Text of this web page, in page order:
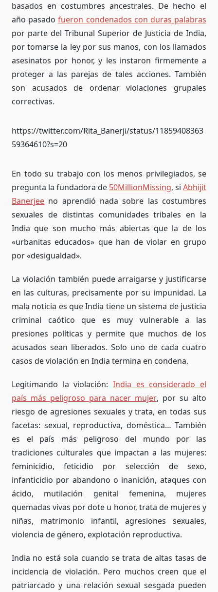
basados ​​en costumbres ancestrales. De hecho el
año pasadofueron condenados con duras palabras
por parte del Tribunal Superior de Justicia de India,
por tomarse la ley por sus manos, con los llamados
asesinatos por honor, y les instaron firmemente a
proteger a las parejas de tales acciones. También
son acusados de ordenar violaciones grupales
correctivas.
https://twitter.com/Rita_Banerji/status/11859408363
59364610?s=20
En todo su trabajo con los menos privilegiados, se
pregunta la fundadora de 50MillionMissing, si Abhijit
Banerjee no aprendió nada sobre las costumbres
sexuales de distintas comunidades tribales en la
India que son mucho más abiertas que la de los
«urbanitas educados» que han de violar en grupo
por «desigualdad».
La violación también puede arraigarse y justificarse
en las culturas, precisamente por su impunidad. La
mala noticia es que India tiene un sistema de justicia
criminal caótico que es muy vulnerable a las
presiones políticas y permite que muchos de los
acusados ​​sean liberados. Solo uno de cada cuatro
casos de violación en India termina en condena.
Legitimando la violación: India es considerado el
país más peligroso para nacer mujer, por su alto
riesgo de agresiones sexuales y trata, en todas sus
facetas: sexual, reproductiva, doméstica… También
es el país más peligroso del mundo por las
tradiciones culturales que impactan a las mujeres:
feminicidio, feticidio por selección de sexo,
infanticidio por abandono o inanición, ataques con
ácido, mutilación genital femenina, mujeres
quemadas vivas por dote u honor, trata de mujeres y
niñas, matrimonio infantil, agresiones sexuales,
violencia de género, explotación reproductiva.
India no está sola cuando se trata de altas tasas de
incidencia de violación. Pero muchos creen que el
patriarcado y una relación sexual sesgada pueden